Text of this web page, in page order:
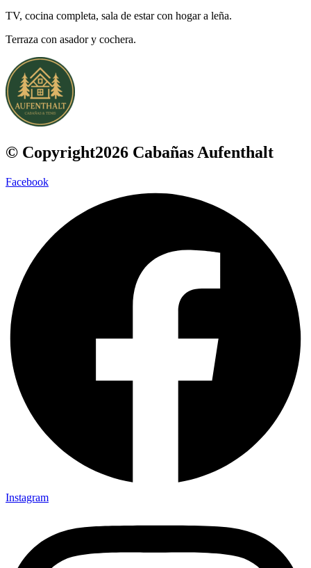
TV, cocina completa, sala de estar con hogar a leña.
Terraza con asador y cochera.
© Copyright2026 Cabañas Aufenthalt
Facebook
Instagram